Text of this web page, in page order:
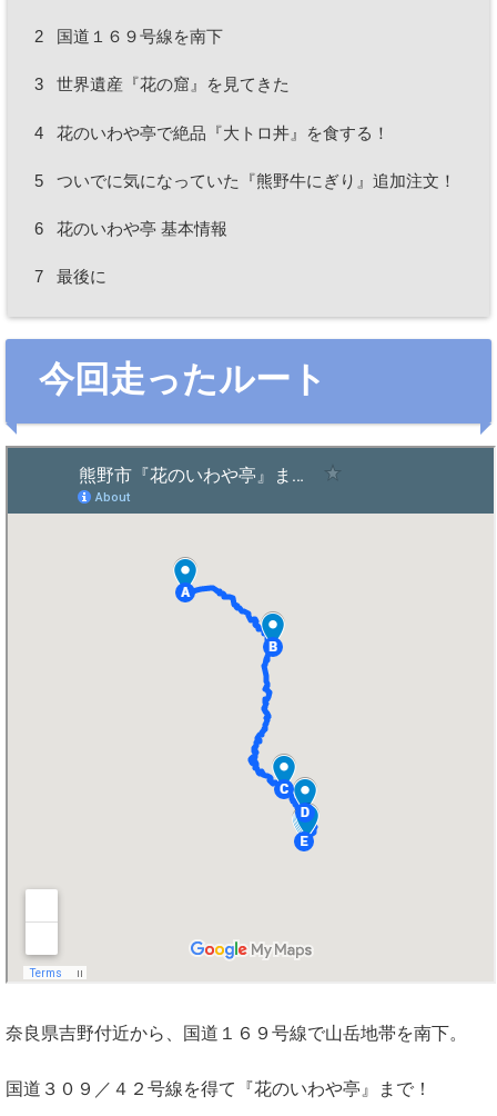
2 国道１６９号線を南下
3 世界遺産『花の窟』を見てきた
4 花のいわや亭で絶品『大トロ丼』を食する！
5 ついでに気になっていた『熊野牛にぎり』追加注文！
6 花のいわや亭 基本情報
7 最後に
今回走ったルート
奈良県吉野付近から、国道１６９号線で山岳地帯を南下。
国道３０９／４２号線を得て『花のいわや亭』まで！